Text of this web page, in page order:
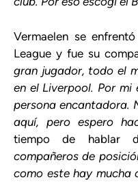
Vermaelen se
League y fue su
gran jugador, todo el
en el Liverpool. Por mi
persona encantadora.
aquí, pero espero
tiempo de hablar
compañeros de
como este hay mucha